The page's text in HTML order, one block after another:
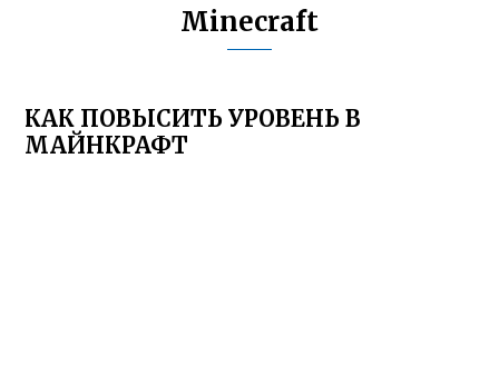
Minecraft
КАК ПОВЫСИТЬ УРОВЕНЬ В
МАЙНКРАФТ